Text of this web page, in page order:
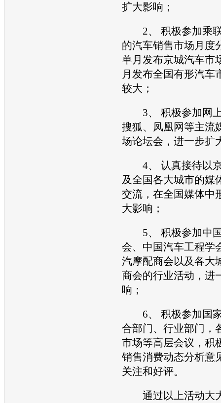
扩大影响；
2、 积极参加乘联
的汽车销售市场月度
单月发布京城汽车市
月发布全国有形汽车
较大；
3、 积极参加网上
搜狐、凤凰网等主流
场论坛会，进一步扩
4、 认真接待以京
及全国各大城市的媒
交流，在全国媒体中
大影响；
5、 积极参加中国
会、中国汽车工程学
汽摩配商会以及各大
商会的行业活动，进
响；
6、 积极参加国家
合部门、行业部门，
市场等高层会议，积
销售消费动态分析意
关注和好评。
通过以上活动大